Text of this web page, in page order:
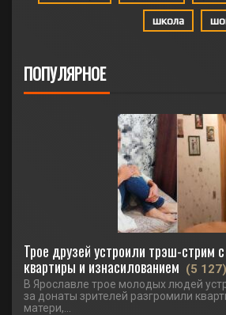
школа
ПОПУЛЯРНОЕ
Трое друзей устроили трэш-стрим
квартиры и изнасилованием (5 127)
В Ярославле трое молодых людей
за донаты зрителей разгромили
матери,...